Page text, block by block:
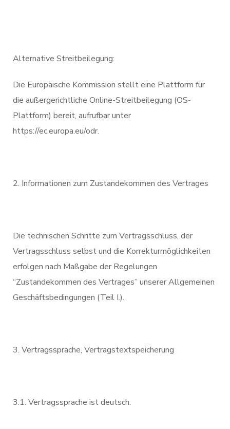
Alternative Streitbeilegung:
Die Europäische Kommission stellt eine Plattform für
die außergerichtliche Online-Streitbeilegung (OS-
Plattform) bereit, aufrufbar unter
https://ec.europa.eu/odr.
Informationen zum Zustandekommen des Vertrages
Die technischen Schritte zum Vertragsschluss, der
Vertragsschluss selbst und die Korrekturmöglichkeiten
erfolgen nach Maßgabe der Regelungen
“Zustandekommen des Vertrages” unserer Allgemeinen
Geschäftsbedingungen (Teil I.).
Vertragssprache, Vertragstextspeicherung
3.1. Vertragssprache ist deutsch.